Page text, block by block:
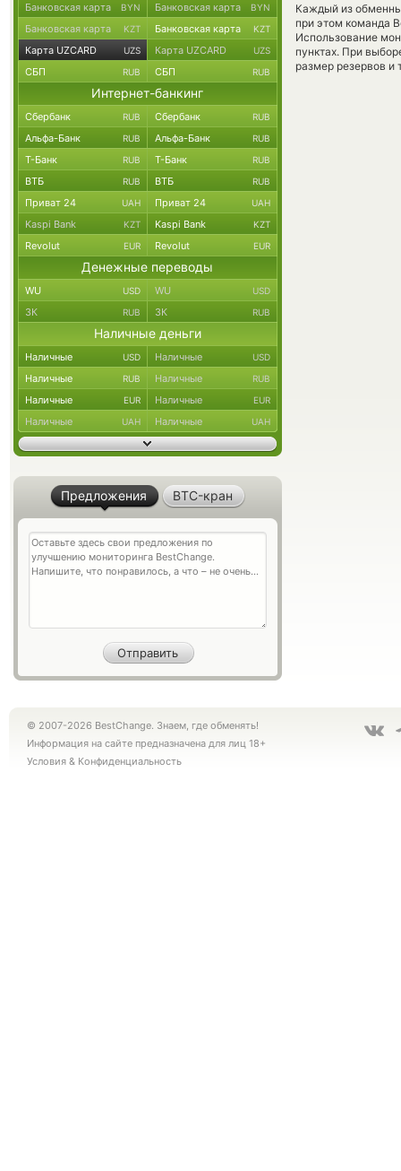
Каждый из
при этом команда
Использование
пунктах. При
размер резервов и
Банковская карта BYN Банковская карта BYN
Банковская карта KZT Банковская карта KZT
Карта UZCARD UZS Карта UZCARD UZS
СБП RUB СБП RUB
Интернет-банкинг
Сбербанк RUB Сбербанк RUB
Альфа-Банк RUB Альфа-Банк RUB
Т-Банк RUB Т-Банк RUB
ВТБ RUB ВТБ RUB
Приват 24 UAH Приват 24 UAH
Kaspi Bank KZT Kaspi Bank KZT
Revolut EUR Revolut EUR
Денежные переводы
WU USD WU USD
ЗК RUB ЗК RUB
Наличные деньги
Наличные USD Наличные USD
Наличные RUB Наличные RUB
Наличные EUR Наличные EUR
Наличные UAH Наличные UAH
Предложения BTC-кран
© 2007-2026 BestChange. Знаем, где обменять!
Информация на сайте предназначена для лиц 18+
Условия & Конфиденциальность